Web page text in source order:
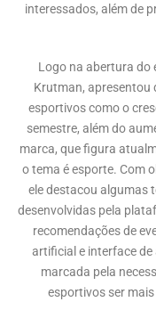
interessados, além de
Logo na abertura do
Krutman, apresentou
esportivos como o
semestre, além do
marca, que figura
o tema é esporte. Com
ele destacou algumas
desenvolvidas pela
recomendações de
artificial e interface
marcada pela
esportivos ser